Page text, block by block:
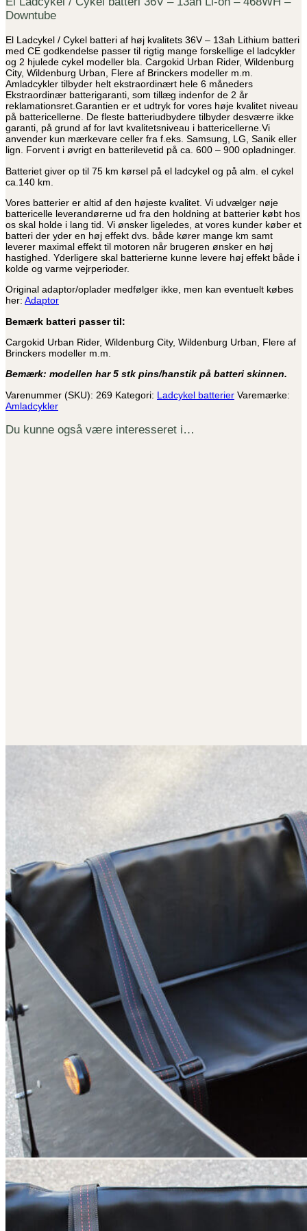
ah
Li-
-
Downtube
/
Hailong
antal
Downtube
El Ladcykel / Cykel batteri af høj kvalitets 36V – 13ah Lithium batteri
med CE godkendelse passer til rigtig mange forskellige el ladcykler
og 2 hjulede cykel modeller bla. Cargokid Urban Rider, Wildenburg
City, Wildenburg Urban, Flere af Brinckers modeller m.m.
Amladcykler tilbyder helt ekstraordinært hele 6 måneders
Ekstraordinær batterigaranti, som tillæg indenfor de 2 år
reklamationsret.Garantien er et udtryk for vores høje kvalitet niveau
på battericellerne. De fleste batteriudbydere tilbyder desværre ikke
garanti, på grund af for lavt kvalitetsniveau i battericellerne.Vi
anvender kun mærkevare celler fra f.eks. Samsung, LG, Sanik eller
lign. Forvent i øvrigt en batterilevetid på ca. 600 – 900 opladninger.
Batteriet giver op til 75 km kørsel på el ladcykel og på alm. el cykel
ca.140 km.
Vores batterier er altid af den højeste kvalitet. Vi udvælger nøje
battericelle leverandørerne ud fra den holdning at batterier købt hos
os skal holde i lang tid. Vi ønsker ligeledes, at vores kunder køber et
batteri der yder en høj effekt dvs. både kører mange km samt
leverer maximal effekt til motoren når brugeren ønsker en høj
hastighed. Yderligere skal batterierne kunne levere høj effekt både i
kolde og varme vejrperioder.
Original adaptor/oplader medfølger ikke, men kan eventuelt købes
her: Adaptor
Bemærk batteri passer til:
Cargokid Urban Rider, Wildenburg City, Wildenburg Urban, Flere af
Brinckers modeller m.m.
Bemærk: modellen har 5 stk pins/hanstik på batteri skinnen.
Varenummer (SKU): 269 Kategori: Ladcykel batterier Varemærke:
Amladcykler
Du kunne også være interesseret i…